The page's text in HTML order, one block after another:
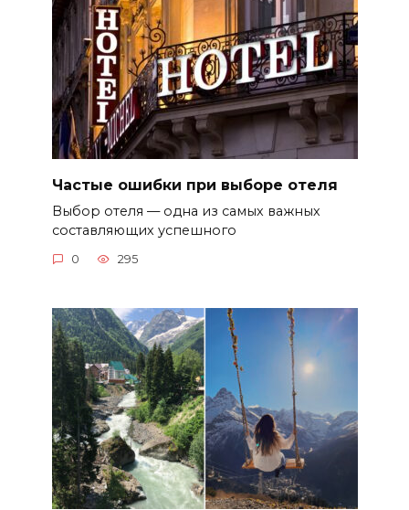
Частые ошибки при выборе отеля
Выбор отеля — одна из самых важных
составляющих успешного
0 295